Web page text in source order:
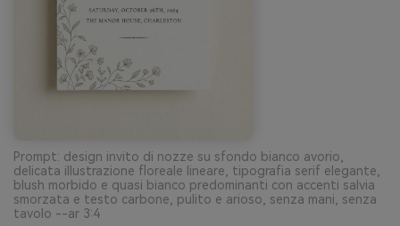
Prompt: design invito di nozze su sfondo bianco avorio,
delicata illustrazione floreale lineare, tipografia serif elegante,
blush morbido e quasi bianco predominanti con accenti salvia
smorzata e testo carbone, pulito e arioso, senza mani, senza
tavolo --ar 3:4